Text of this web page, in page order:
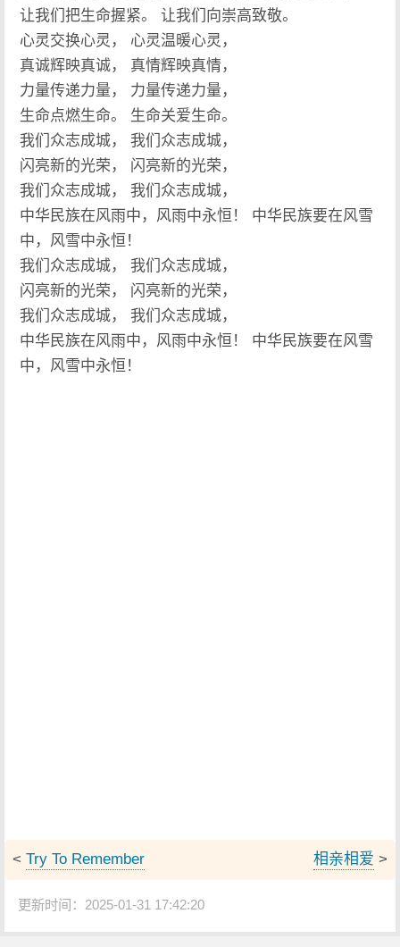
让我们把生命握紧。 让我们向崇高致敬。
心灵交换心灵， 心灵温暖心灵，
真诚辉映真诚， 真情辉映真情，
力量传递力量， 力量传递力量，
生命点燃生命。 生命关爱生命。
我们众志成城， 我们众志成城，
闪亮新的光荣， 闪亮新的光荣，
我们众志成城， 我们众志成城，
中华民族在风雨中，风雨中永恒！ 中华民族要在风雪
中，风雪中永恒！
我们众志成城， 我们众志成城，
闪亮新的光荣， 闪亮新的光荣，
我们众志成城， 我们众志成城，
中华民族在风雨中，风雨中永恒！ 中华民族要在风雪
中，风雪中永恒！
< Try To Remember 相亲相爱 >
更新时间：2025-01-31 17:42:20